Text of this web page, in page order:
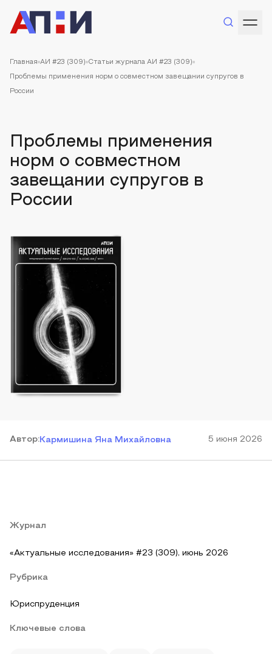
Главная АИ #23 (309) Статьи журнала АИ #23 (309)
Проблемы применения норм о совместном завещании супругов в
России
Проблемы применения
норм о совместном
завещании супругов в
России
Автор:Кармишина Яна Михайловна 5 июня 2026
Журнал
«Актуальные исследования» #23 (309), июнь 2026
Рубрика
Юриспруденция
Ключевые слова